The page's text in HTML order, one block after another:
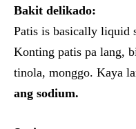
Bakit delikado:
Patis is basically liquid
Konting patis pa lang,
tinola, monggo. Kaya
ang sodium.